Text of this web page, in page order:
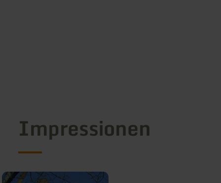
Impressionen